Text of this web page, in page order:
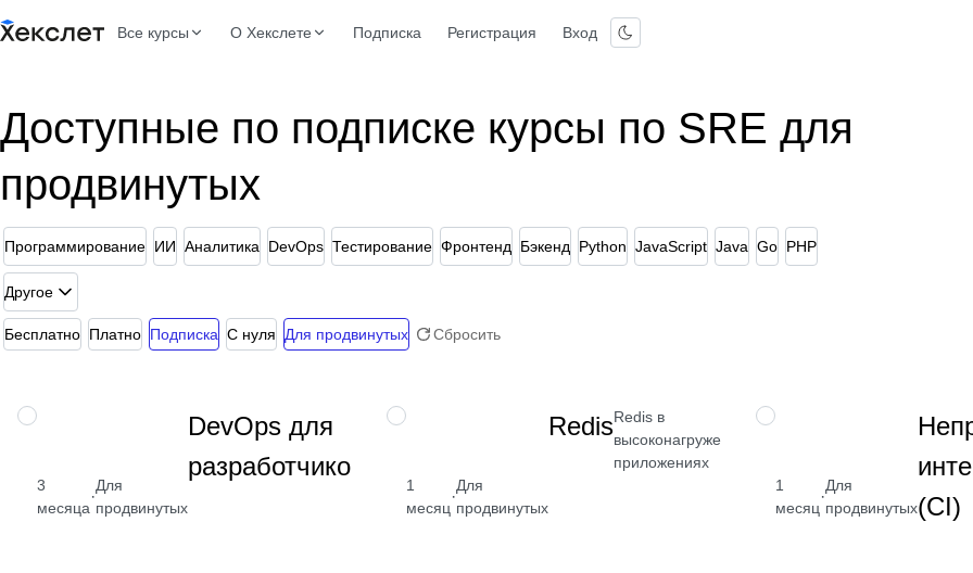
Все курсы О Хекслете Подписка Регистрация Вход
Доступные по подписке курсы по SRE для
продвинутых
Программирование ИИ Аналитика DevOps Тестирование Фронтенд Бэкенд Python JavaScript Java Go PHP
Другое
Бесплатно Платно Подписка С нуля Для продвинутых Сбросить
ПРОФЕССИЯ
3
месяца
·
Для
продвинутых
DevOps для
разработчиков
Изучите
GitHub Actions,
Docker, Ansible,
от 2 400
НАВЫК
1
месяц
·
Для
продвинутых
RedisRedis в
высоконагруженных
приложениях
от 2 400
НАВЫК
1
месяц
·
Для
продвинутых(CI)